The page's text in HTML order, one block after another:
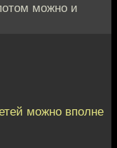
можно и
можно вполне